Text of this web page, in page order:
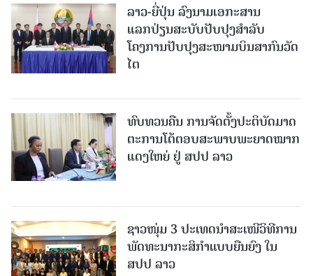
ລາວ-ຍີ່ປຸ່ນ ລົງນາມເອກະສານ
ແລກປ່ຽນສະບັບປັບປຸງສໍາລັບ
ໂຄງການປັບປຸງສະໜາມບິນສາກົນວັດ
ໄຕ
ທົບທວນຄືນ ການຈັດຕັ້ງປະຕິບັດມາດ
ຕະການໂຕ້ຕອບສະພາບພະຍາດໝາກ
ແດງໃຫຍ່ ຢູ່ ສປປ ລາວ
ຊາວໜຸ່ມ 3 ປະເທດນຳສະເໜີວິທີການ
ພັດທະນາກະສິກຳແບບຍືນຍົງ ໃນ
ສປປ ລາວ